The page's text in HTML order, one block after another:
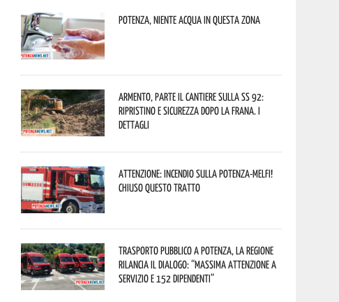
Potenza, niente acqua in questa zona
Armento, parte il cantiere sulla SS 92:
ripristino e sicurezza dopo la frana. I
dettagli
Attenzione: incendio sulla Potenza-Melfi!
Chiuso questo tratto
Trasporto pubblico a Potenza, la Regione
rilancia il dialogo: “Massima attenzione a
servizio e 152 dipendenti”